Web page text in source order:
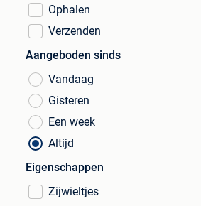
Ophalen
Verzenden
Aangeboden sinds
Vandaag
Gisteren
Een week
Altijd
Eigenschappen
Zijwieltjes